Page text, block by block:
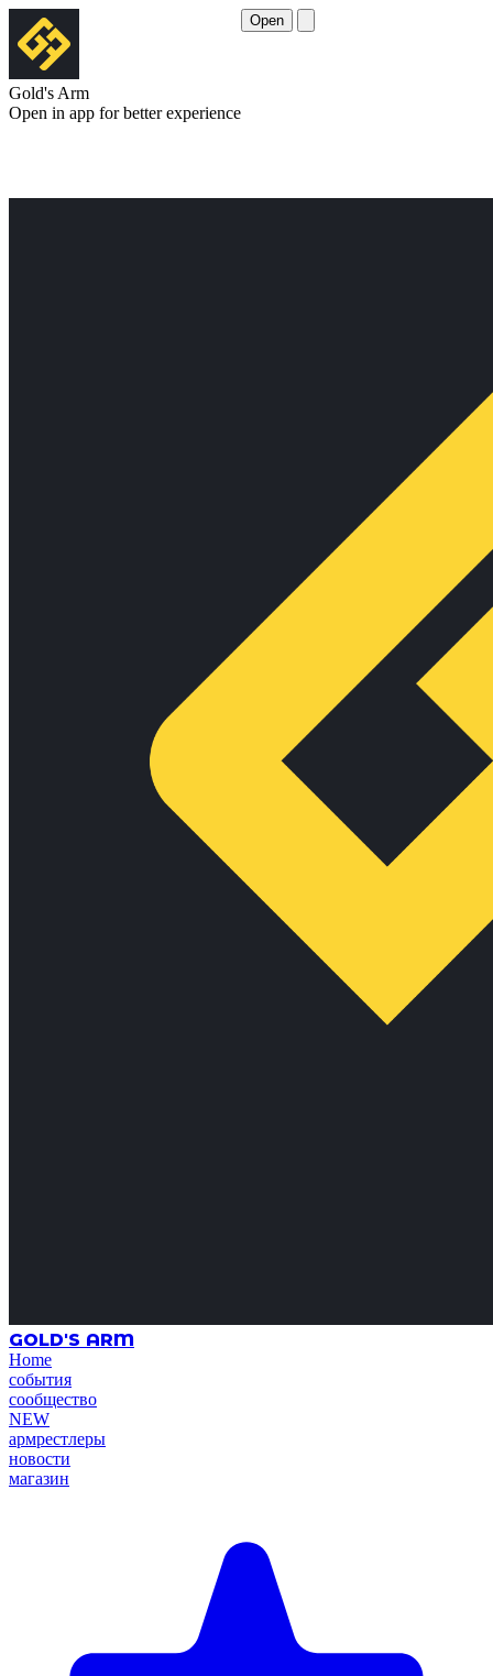
Gold's Arm
Open in app for better experience
Open
GOLD'S ARM
Home
события
сообщество
NEW
армрестлеры
новости
магазин